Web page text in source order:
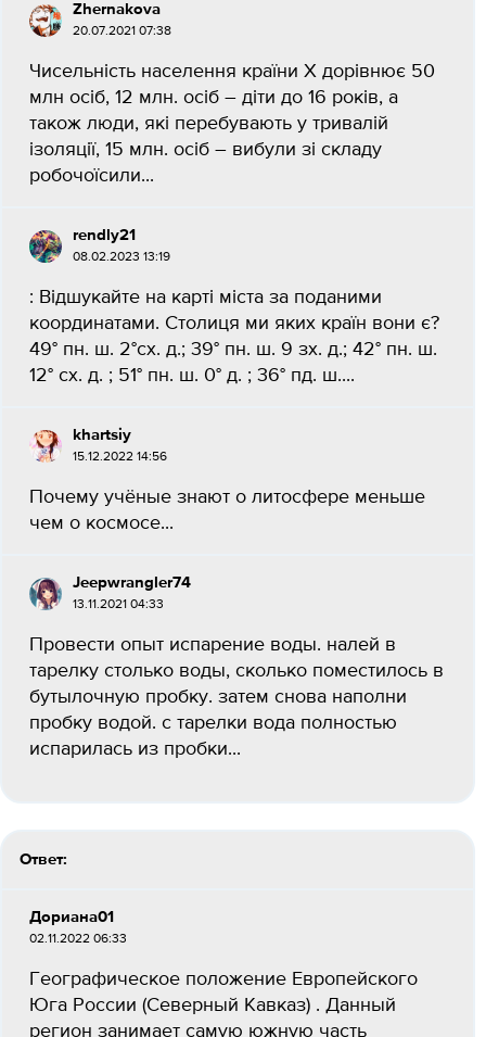
Zhernakova
20.07.2021 07:38
Чисельність населення країни X дорівнює 50
млн осіб, 12 млн. осіб – діти до 16 років, а
також люди, які перебувають у тривалій
ізоляції, 15 млн. осіб – вибули зі складу
робочоїсили...
rendly21
08.02.2023 13:19
: Відшукайте на карті міста за поданими
координатами. Столиця ми яких країн вони є?
49° пн. ш. 2°сх. д.; 39° пн. ш. 9 зх. д.; 42° пн. ш.
12° сх. д. ; 51° пн. ш. 0° д. ; 36° пд. ш....
khartsiy
15.12.2022 14:56
Почему учёные знают о литосфере меньше
чем о космосе...
Jeepwrangler74
13.11.2021 04:33
Провести опыт испарение воды. налей в
тарелку столько воды, сколько поместилось в
бутылочную пробку. затем снова наполни
пробку водой. с тарелки вода полностью
испарилась из пробки...
Ответ:
Дориана01
02.11.2022 06:33
Географическое положение Европейского
Юга России (Северный Кавказ) . Данный
регион занимает самую южную часть